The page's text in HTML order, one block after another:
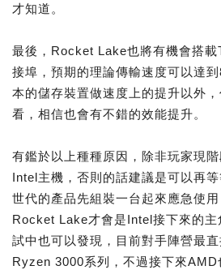
才知道。
最後，Rocket Lake也將有機會搭
接埠，預期的理論傳輸速度可以達
本的儲存裝置做速度上的提升以外
看，相信也會有不錯的效能提升。
有鑑於以上種種原因，除非玩家現
Intel主機，否則的話建議是可以再
世代的產品先組裝一台起來應急使
Rocket Lake才會是Intel接下來的主
試中也可以發現，目前對手陣營最
Ryzen 3000系列，不過接下來AMD